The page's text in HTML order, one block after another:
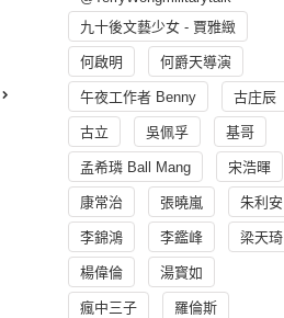
九十後文藝少女 - 賈雅緻
何啟明 何爵天導演
午夜工作者 Benny 古庄辰
古立 吳佩孚 基哥
孟希璘 Ball Mang 宋浩暉
康常治 張曉嵐 朱利安
李錦鴻 李鑑峰 梁天琦
楊偉倫 湯寳如
瘋中三子 羅倫斯